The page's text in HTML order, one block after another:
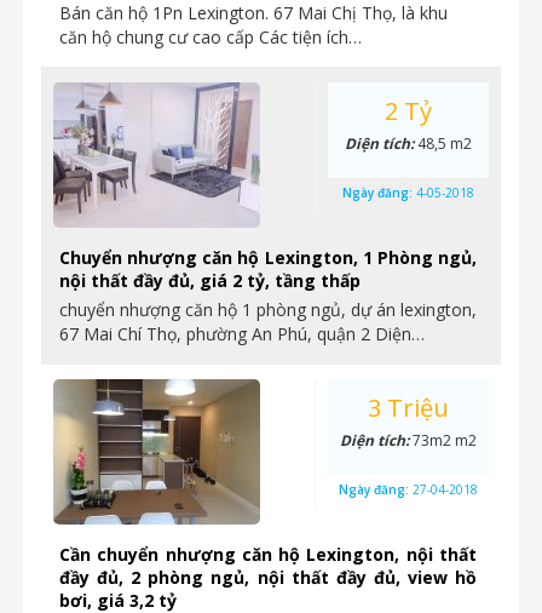
Bán căn hộ 1Pn Lexington. 67 Mai Chị Thọ, là khu
căn hộ chung cư cao cấp Các tiện ích…
Chuyển nhượng căn hộ Lexington, 1 Phòng ngủ,
nội thất đầy đủ, giá 2 tỷ, tầng thấp
chuyển nhượng căn hộ 1 phòng ngủ, dự án lexington,
67 Mai Chí Thọ, phường An Phú, quận 2 Diện…
2 Tỷ
Diện tích:48,5 m2
Ngày đăng: 4-05-2018
Cần chuyển nhượng căn hộ Lexington, nội thất
đầy đủ, 2 phòng ngủ, nội thất đầy đủ, view hồ
bơi, giá 3,2 tỷ
3 Triệu
Diện tích:73m2 m2
Ngày đăng: 27-04-2018